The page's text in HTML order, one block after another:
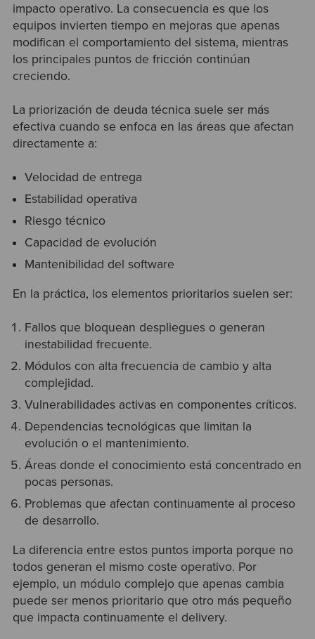
impacto operativo. La consecuencia es que los
equipos invierten tiempo en mejoras que apenas
modifican el comportamiento del sistema, mientras
los principales puntos de fricción continúan
creciendo.
La priorización de deuda técnica suele ser más
efectiva cuando se enfoca en las áreas que afectan
directamente a:
Velocidad de entrega
Estabilidad operativa
Riesgo técnico
Capacidad de evolución
Mantenibilidad del software
En la práctica, los elementos prioritarios suelen ser:
Fallos que bloquean despliegues o generan
inestabilidad frecuente.
Módulos con alta frecuencia de cambio y alta
complejidad.
Vulnerabilidades activas en componentes críticos.
Dependencias tecnológicas que limitan la
evolución o el mantenimiento.
Áreas donde el conocimiento está concentrado en
pocas personas.
Problemas que afectan continuamente al proceso
de desarrollo.
La diferencia entre estos puntos importa porque no
todos generan el mismo coste operativo. Por
ejemplo, un módulo complejo que apenas cambia
puede ser menos prioritario que otro más pequeño
que impacta continuamente el delivery.